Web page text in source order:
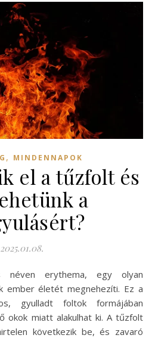
, MINDENNAPOK
el a tűzfolt és
a
2025.01.08.
ember életét megnehezíti. Ez a
gyulladt foltok formájában
okok miatt alakulhat ki. A tűzfolt
következik be, és zavaró